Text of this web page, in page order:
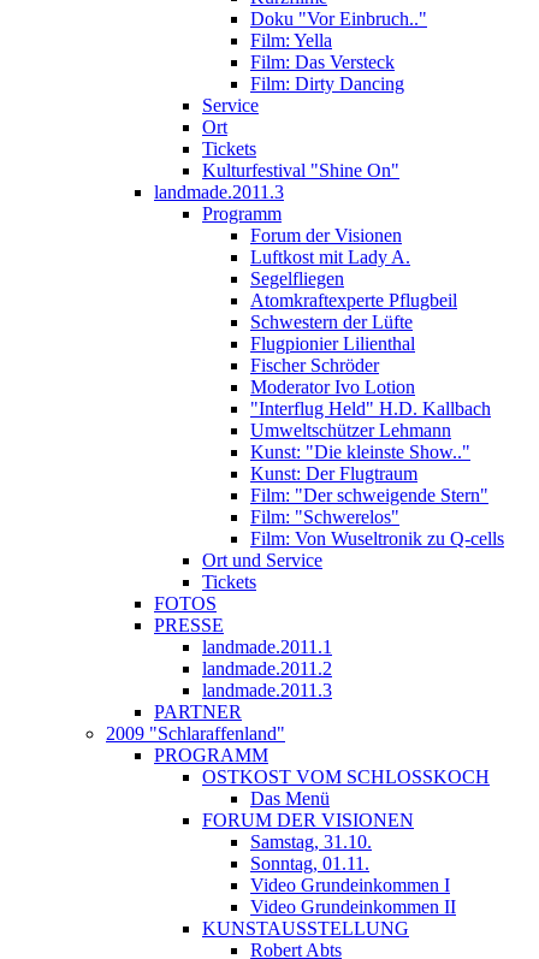
Doku "Vor Einbruch.."
Film: Yella
Film: Das Versteck
Film: Dirty Dancing
Service
Ort
Tickets
Kulturfestival "Shine On"
landmade.2011.3
Programm
Forum der Visionen
Luftkost mit Lady A.
Segelfliegen
Atomkraftexperte Pflugbeil
Schwestern der Lüfte
Flugpionier Lilienthal
Fischer Schröder
Moderator Ivo Lotion
"Interflug Held" H.D. Kallbach
Umweltschützer Lehmann
Kunst: "Die kleinste Show.."
Kunst: Der Flugtraum
Film: "Der schweigende Stern"
Film: "Schwerelos"
Film: Von Wuseltronik zu Q-cells
Ort und Service
Tickets
FOTOS
PRESSE
landmade.2011.1
landmade.2011.2
landmade.2011.3
PARTNER
2009 "Schlaraffenland"
PROGRAMM
OSTKOST VOM SCHLOSSKOCH
Das Menü
FORUM DER VISIONEN
Samstag, 31.10.
Sonntag, 01.11.
Video Grundeinkommen I
Video Grundeinkommen II
KUNSTAUSSTELLUNG
Robert Abts